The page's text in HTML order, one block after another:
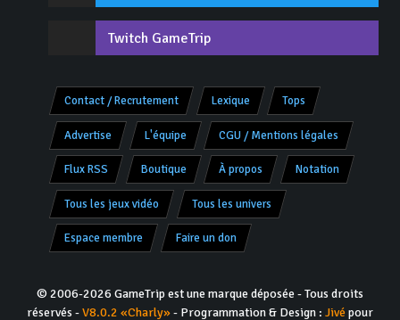
Twitch GameTrip
Contact / Recrutement Lexique Tops
Advertise L'équipe CGU / Mentions légales
Flux RSS Boutique À propos Notation
Tous les jeux vidéo Tous les univers
Espace membre Faire un don
© 2006-2026 GameTrip est une marque déposée - Tous droits
réservés -V8.0.2 «Charly»- Programmation & Design : Jivépour